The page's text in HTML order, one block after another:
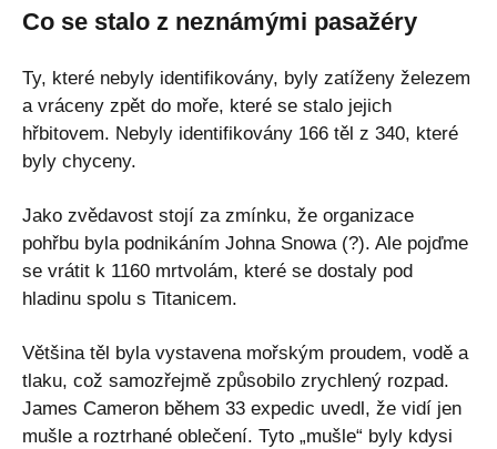
Co se stalo z neznámými pasažéry
Ty, které nebyly identifikovány, byly zatíženy železem
a vráceny zpět do moře, které se stalo jejich
hřbitovem. Nebyly identifikovány 166 těl z 340, které
byly chyceny.
Jako zvědavost stojí za zmínku, že organizace
pohřbu byla podnikáním Johna Snowa (?). Ale pojďme
se vrátit k 1160 mrtvolám, které se dostaly pod
hladinu spolu s Titanicem.
Většina těl byla vystavena mořským proudem, vodě a
tlaku, což samozřejmě způsobilo zrychlený rozpad.
James Cameron během 33 expedic uvedl, že vidí jen
mušle a roztrhané oblečení. Tyto „mušle“ byly kdysi